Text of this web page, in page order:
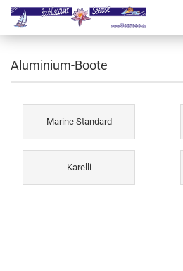
Aluminium-Boote
Marine Standard
Karelli